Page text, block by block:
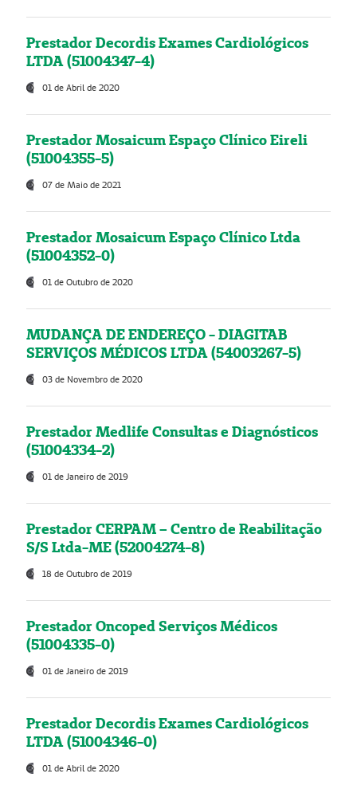
Prestador Decordis Exames Cardiológicos
LTDA (51004347-4)
01 de Abril de 2020
Prestador Mosaicum Espaço Clínico Eireli
(51004355-5)
07 de Maio de 2021
Prestador Mosaicum Espaço Clínico Ltda
(51004352-0)
01 de Outubro de 2020
MUDANÇA DE ENDEREÇO - DIAGITAB
SERVIÇOS MÉDICOS LTDA (54003267-5)
03 de Novembro de 2020
Prestador Medlife Consultas e Diagnósticos
(51004334-2)
01 de Janeiro de 2019
Prestador CERPAM – Centro de Reabilitação
S/S Ltda-ME (52004274-8)
18 de Outubro de 2019
Prestador Oncoped Serviços Médicos
(51004335-0)
01 de Janeiro de 2019
Prestador Decordis Exames Cardiológicos
LTDA (51004346-0)
01 de Abril de 2020